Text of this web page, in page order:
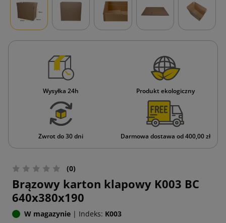
Wysyłka 24h Produkt ekologiczny
Zwrot do 30 dni Darmowa dostawa od 400,00 zł
(0)
Brązowy karton klapowy K003 BC
640x380x190
W magazynie | Indeks: K003